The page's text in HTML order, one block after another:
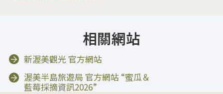
相關網站
新渥美觀光 官方網站
渥美半島旅遊局 官方網站 “蜜瓜＆
藍莓採摘資訊2026”